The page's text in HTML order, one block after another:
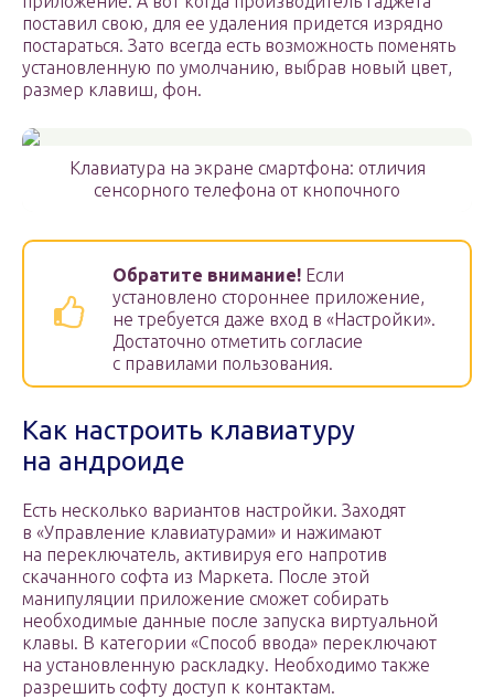
поставил свою, для ее удаления придется изрядно
постараться. Зато всегда есть возможность поменять
установленную по умолчанию, выбрав новый цвет,
размер клавиш, фон.
Клавиатура на экране смартфона: отличия
сенсорного телефона от кнопочного
Обратите внимание! Если
установлено стороннее приложение,
не требуется даже вход в «Настройки».
Достаточно отметить согласие
с правилами пользования.
Как настроить клавиатуру
на андроиде
Есть несколько вариантов настройки. Заходят
в «Управление клавиатурами» и нажимают
на переключатель, активируя его напротив
скачанного софта из Маркета. После этой
манипуляции приложение сможет собирать
необходимые данные после запуска виртуальной
клавы. В категории «Способ ввода» переключают
на установленную раскладку. Необходимо также
разрешить софту доступ к контактам.